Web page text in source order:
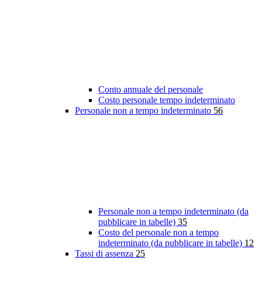
Conto annuale del personale
Costo personale tempo indeterminato
Personale non a tempo indeterminato 56
Personale non a tempo indeterminato (da
pubblicare in tabelle) 35
Costo del personale non a tempo
indeterminato (da pubblicare in tabelle) 12
Tassi di assenza 25